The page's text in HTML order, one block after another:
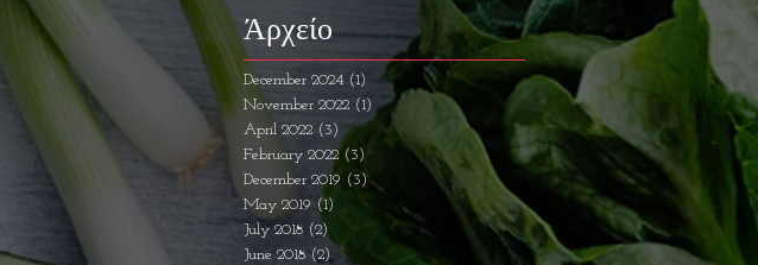
Άρχείο
December 2024 (1) 1 post
November 2022 (1) 1 post
April 2022 (3) 3 posts
February 2022 (3) 3 posts
December 2019 (3)3 posts
May 2019 (1)
July 2018 (2)
June 2018 (2) 2 posts